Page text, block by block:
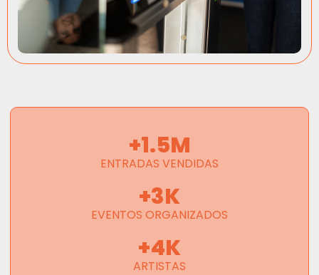
ENTRADAS VENDIDAS
+1.5M
EVENTOS ORGANIZADOS
+3K
ARTISTAS
+4K